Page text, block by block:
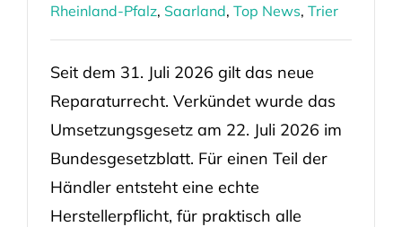
Rheinland-Pfalz, Saarland, Top News, Trier
Seit dem 31. Juli 2026 gilt das neue
Reparaturrecht. Verkündet wurde das
Umsetzungsgesetz am 22. Juli 2026 im
Bundesgesetzblatt. Für einen Teil der
Händler entsteht eine echte
Herstellerpflicht, für praktisch alle